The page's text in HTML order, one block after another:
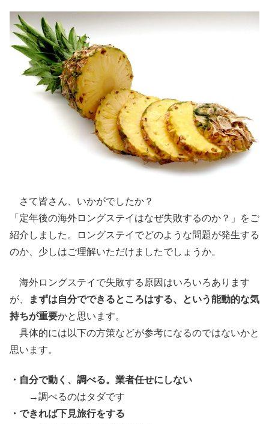
さて皆さん、いかがでしたか？
「定年後の海外ロングステイはなぜ失敗するのか？」をご
紹介しました。ロングステイでどのような問題が発生する
のか、少しはご理解いただけましたでしょうか。
海外ロングステイで失敗する原因はいろいろあります
が、
まずは自分でできるところはする、という能動的な気
持ちが重要かと思います。
具体的には以下の方策などが参考になるのではないかと
思います。
・自分で動く、調べる。業者任せにしない
→調べるのはタダです
・できれば下見旅行をする